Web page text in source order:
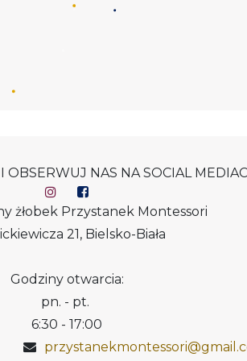
OBSERWUJ NAS NA SOCIAL
żłobek Przystanek Montessori
21, Bielsko-Biała
Godziny otwarcia:
pn. - pt.
6:30 - 17:00